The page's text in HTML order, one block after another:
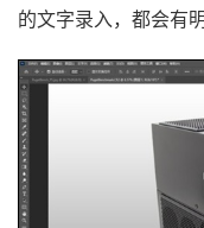
的文字录入，都会有